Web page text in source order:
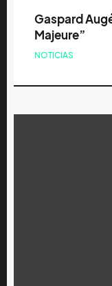
Gaspard
Majeure”
NOTICIAS